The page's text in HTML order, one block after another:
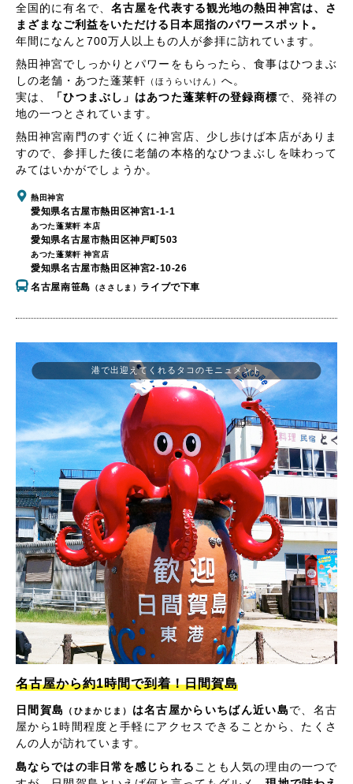
全国的に有名で、 名古屋を代表する観光地の熱田神宮は、さ
まざまなご利益をいただける日本屈指のパワースポット。
年間になんと700万人以上もの人が参拝に訪れています。
熱田神宮でしっかりとパワーをもらったら、食事はひつまぶ
しの老舗・あつた蓬莱軒 （ほうらいけん） へ。
実は、
「ひつまぶし」はあつた蓬莱軒の登録商標で、発祥の
地の一つとされています。
熱田神宮南門のすぐ近くに神宮店、少し歩けば本店がありま
すので、参拝した後に老舗の本格的なひつまぶしを味わって
みてはいかがでしょうか。
熱田神宮
愛知県名古屋市熱田区神宮1-1-1
あつた蓬莱軒 本店
愛知県名古屋市熱田区神戸町503
あつた蓬莱軒 神宮店
愛知県名古屋市熱田区神宮2-10-26
名古屋南笹島 （ささしま） ライブで下車
港で出迎えてくれるタコのモニュメント
名古屋から約1時間で到着！日間賀島
日間賀島 （ひまかじま） は名古屋からいちばん近い島で、名古
屋から1時間程度と手軽にアクセスできることから、たくさ
んの人が訪れています。
島ならではの非日常を感じられる ことも人気の理由の一つで